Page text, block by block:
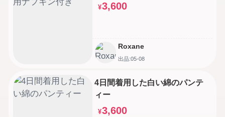
¥3,600
Roxane
出品:05-08
4日間着用した白い綿のパンテ
ィー
¥3,600